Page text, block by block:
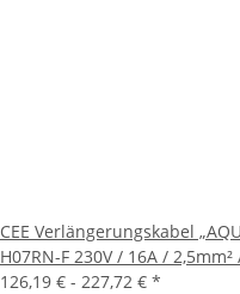
CEE Verlängerungskabel
H07RN-F 230V / 16A /
126,19 € - 227,72 € *